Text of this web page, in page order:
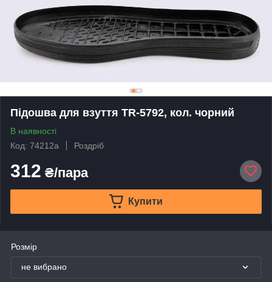
Підошва для взуття TR-5792, кол. чорний
В наявності
Код: 74212а
Роздріб
312 ₴/пара
Купити
Розмір
не вибрано